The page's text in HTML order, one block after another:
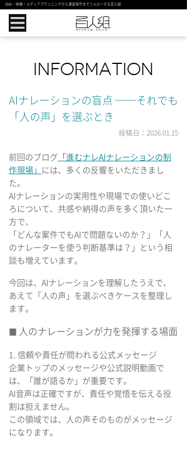
Web・映像・メディアプランニングから運営保守までフォローする百人組
INFORMATION
AIナレーションの盲点 ──それでも
「人の声」を選ぶとき
投稿日：2026.01.15
前回のブログ 「進むナレAIナレーションの制
作現場」
には、多くの反響をいただきまし
た。
AIナレーションの実用性や現場での使いどこ
ろについて、共感や納得の声を多く頂いた一
方で、
「どんな案件でもAIで問題ないのか？」「人
のナレーターを使う判断基準は？」という相
談も増えています。
今回は、AIナレーションを理解したうえで、
あえて「人の声」を選ぶべきケースを整理し
ます。
人のナレーションが力を発揮する場面
1. 信頼や責任が問われる公式メッセージ
企業トップのメッセージや公式説明動画で
は、「誰が語るか」が重要です。
AI音声は正確ですが、責任や覚悟を伝える役
割は担えません。
この領域では、人の声そのものがメッセージ
になります。